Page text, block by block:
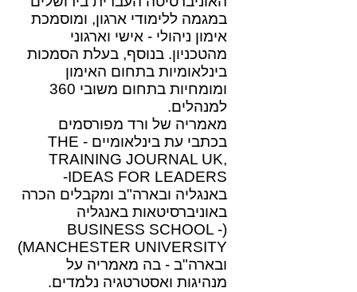
במגמה ללימודי ארגון, ומוסמכת
אימון ניהולי - אישי וארגוני
מהטכניון. בנוסף, בעלת הסמכות
בינלאומיות בתחום האימון
ומומחיות בתחום משובי 360
למנהלים.
מאמריה של ורד מפורסמים
בכתבי עת בינלאומיים - THE
TRAINING JOURNAL UK,
IDEAS FOR LEADERS-
באנגליה ובארה"ב ומקבלים הכרה
באוניברסיטאות באנגליה
(BUSINESS SCHOOL -
MANCHESTER UNIVERSITY)
ובארה"ב - בה מאמריה על
מנהיגות ואסטרטגיה נלמדים.